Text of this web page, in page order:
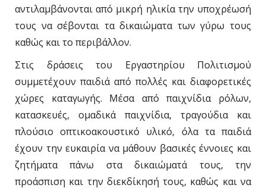
αντιλαμβάνονται από μικρή ηλικία την υποχρέωσή
τους να σέβονται τα δικαιώματα των γύρω τους
καθώς και το περιβάλλον.
Στις δράσεις του Εργαστηρίου Πολιτισμού
συμμετέχουν παιδιά από πολλές και διαφορετικές
χώρες καταγωγής. Μέσα από παιχνίδια ρόλων,
κατασκευές, ομαδικά παιχνίδια, τραγούδια και
πλούσιο οπτικοακουστικό υλικό, όλα τα παιδιά
έχουν την ευκαιρία να μάθουν βασικές έννοιες και
ζητήματα πάνω στα δικαιώματά τους, την
προάσπιση και την διεκδίκησή τους, καθώς και να